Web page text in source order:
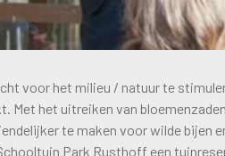
voor het milieu / natuur te
Met het uitreiken van
te maken voor wilde bijen
Park Rusthoff een